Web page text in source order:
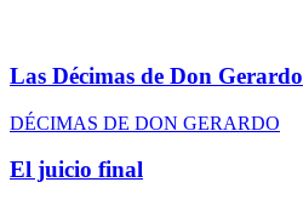
Las Décimas de Don Gerardo
DÉCIMAS DE DON GERARDO
El juicio final